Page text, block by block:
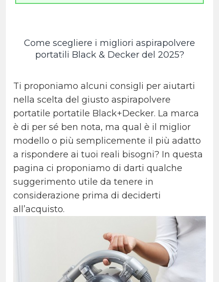
Come scegliere i migliori aspirapolvere
portatili Black & Decker del 2025?
Ti proponiamo alcuni consigli per aiutarti
nella scelta del giusto aspirapolvere
portatile portatile Black+Decker. La marca
è di per sé ben nota, ma qual è il miglior
modello o più semplicemente il più adatto
a rispondere ai tuoi reali bisogni? In questa
pagina ci proponiamo di darti qualche
suggerimento utile da tenere in
considerazione prima di deciderti
all’acquisto.